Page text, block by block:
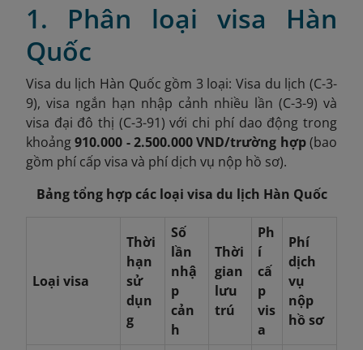
1. Phân loại visa Hàn
Quốc
Visa du lịch Hàn Quốc gồm 3 loại: Visa du lịch (C-3-
9), visa ngắn hạn nhập cảnh nhiều lần (C-3-9) và
visa đại đô thị (C-3-91) với chi phí dao động trong
khoảng910.000 - 2.500.000 VND/trường hợp(bao
gồm phí cấp visa và phí dịch vụ nộp hồ sơ).
Bảng tổng hợp các loại visa du lịch Hàn Quốc
Loại visa
Thời
hạn
sử
dụn
g
Số
lần
nhậ
p
cản
h
Thời
gian
lưu
trú
Ph
í
cấ
p
vis
a
Phí
dịch
vụ
nộp
hồ sơ